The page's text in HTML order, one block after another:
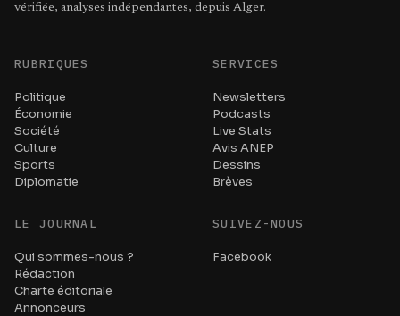
vérifiée, analyses indépendantes, depuis Alger.
RUBRIQUES
Politique
Économie
Société
Culture
Sports
Diplomatie
SERVICES
Newsletters
Podcasts
Live Stats
Avis ANEP
Dessins
Brèves
LE JOURNAL
Qui sommes-nous ?
Rédaction
Charte éditoriale
Annonceurs
SUIVEZ-NOUS
Facebook